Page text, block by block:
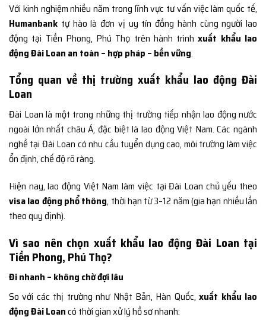
Với kinh nghiệm nhiều năm trong lĩnh vực tư vấn việc làm quốc tế,
Humanbank tự hào là đơn vị uy tín đồng hành cùng người lao
động tại Tiền Phong, Phú Thọ trên hành trìnhxuất khẩu lao
động Đài Loan an toàn – hợp pháp – bền vững.
Tổng quan về thị trường xuất khẩu lao động Đài
Loan
Đài Loan là một trong những thị trường tiếp nhận lao động nước
ngoài lớn nhất châu Á, đặc biệt là lao động Việt Nam. Các ngành
nghề tại Đài Loan có nhu cầu tuyển dụng cao, môi trường làm việc
ổn định, chế độ rõ ràng.
Hiện nay, lao động Việt Nam làm việc tại Đài Loan chủ yếu theo
visa lao động phổ thông, thời hạn từ 3–12 năm (gia hạn nhiều lần
theo quy định).
Vì sao nên chọn xuất khẩu lao động Đài Loan tại
Tiền Phong, Phú Thọ?
Đi nhanh – không chờ đợi lâu
So với các thị trường như Nhật Bản, Hàn Quốc,xuất khẩu lao
động Đài Loancó thời gian xử lý hồ sơ nhanh: